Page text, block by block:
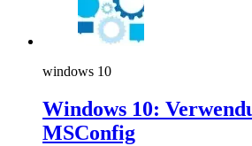
windows 10
Windows 10:
MSConfig